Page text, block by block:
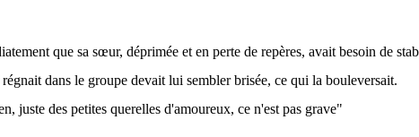
que sa sœur, déprimée et en perte de repères, avait besoin de
dans le groupe devait lui sembler brisée, ce qui la bouleversait.
juste des petites querelles d'amoureux, ce n'est pas grave"